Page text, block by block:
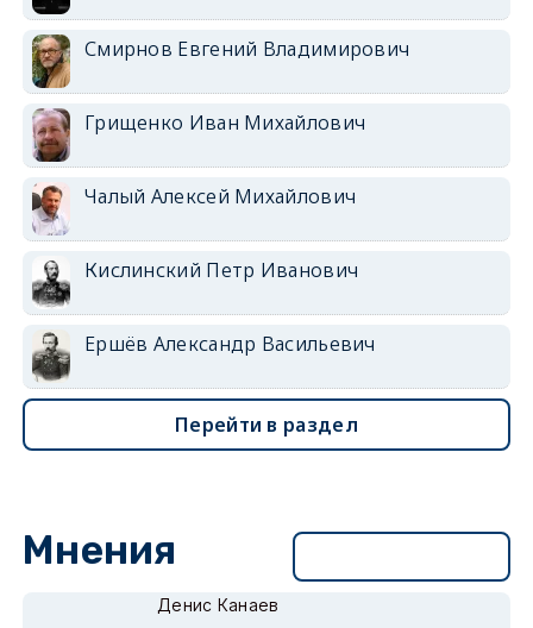
Смирнов Евгений Владимирович
Грищенко Иван Михайлович
Чалый Алексей Михайлович
Кислинский Петр Иванович
Ершёв Александр Васильевич
Перейти в раздел
Мнения
Денис Канаев